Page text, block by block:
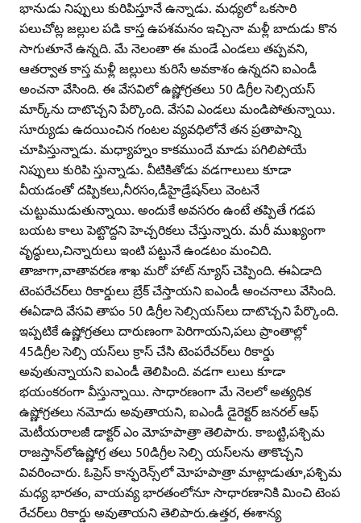
భానుడు నిప్పులు కురిపిస్తూనే ఉన్నాడు. మధ్యలో ఒకసారి
పలుచోట్ల జల్లుల పడి కాస్త ఉపశమనం ఇచ్చినా మళ్లీ బాదుడు కొన
సాగుతూనే ఉన్నది. మే నెలంతా ఈ మండే ఎండలు తప్పవని,
ఆతర్వాత కాస్త మళ్లీ జల్లులు కురిసే అవకాశం ఉన్నదని ఐఎండీ
అంచనా వేసింది. ఈ వేసవిలో ఉష్ణోగ్రతలు 50 డిగ్రీల సెల్సియస్‌
మార్క్‌ను దాటొచ్చని పేర్కొంది. వేసవి ఎండలు మండిపోతున్నాయి.
సూర్యుడు ఉదయించిన గంటల వ్యవధిలోనే తన ప్రతాపాన్ని
చూపిస్తున్నాడు. మధ్యాహ్నం కాకముందే మాడు పగిలిపోయే
నిప్పులు కురిపి స్తున్నాడు. వీటికితోడు వడగాలులు కూడా
వీయడంతో దప్పికలు,నీరసం,డీహైడ్రేషన్‌లు వెంటనే
చుట్టుముడుతున్నాయి. అందుకే అవసరం ఉంటే తప్పితే గడప
బయట కాలు పెట్టొద్దని హెచ్చరికలు చేస్తున్నారు. మరీ ముఖ్యంగా
వృద్ధులు,చిన్నారులు ఇంటి పట్టునే ఉండటం మంచిది.
తాజాగా,వాతావరణ శాఖ మరో హాట్‌ న్యూస్‌ చెప్పింది. ఈఏడాది
టెంపరేచర్‌లు రికార్డులు బ్రేక్‌ చేస్తాయని ఐఎండీ అంచనాలు వేసింది.
ఈఏడాది వేసవి తాపం 50 డిగ్రీల సెల్సియస్‌లు దాటొచ్చని పేర్కొంది.
ఇప్పటికే ఉష్ణోగ్రతలు దారుణంగా పెరిగాయని,పలు ప్రాంతాల్లో
45డిగ్రీల సెల్సి యస్‌లు క్రాస్‌ చేసి టెంపరేచర్‌లు రికార్డు
అవుతున్నాయని ఐఎండీ తెలిపింది. వడగా లులు కూడా
భయంకరంగా వీస్తున్నాయి. సాధారణంగా మే నెలలో అత్యధిక
ఉష్ణోగ్రతలు నమోదు అవుతాయని, ఐఎండీ డైరెక్టర్‌ జనరల్‌ ఆఫ్‌
మెటీయరాలజీ డాక్టర్‌ ఎం మోహపాత్రా తెలిపారు. కాబట్టి,పశ్చిమ
రాజస్తాన్‌లోఉష్ణోగ్ర తలు 50డిగ్రీల సెల్సి యస్‌లను తాకొచ్చని
వివరించారు. ఓప్రెస్‌ కాన్ఫరెన్స్‌లో మోహపాత్రా మాట్లాడుతూ,పశ్చిమ
మధ్య భారతం, వాయవ్య భారతంలోనూ సాధారణానికి మించి టెంప
రేచర్‌లు రికార్డు అవుతాయని తెలిపారు.ఉత్తర, ఈశాన్య